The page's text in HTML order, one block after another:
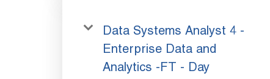
Data Systems Analyst 4 -
Enterprise Data and
Analytics -FT - Day